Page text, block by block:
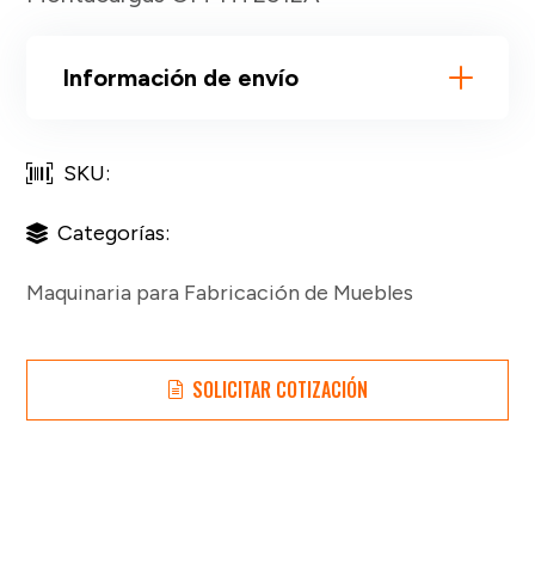
Información de envío
SKU:
Categorías:
Maquinaria para Fabricación de Muebles
SOLICITAR COTIZACIÓN